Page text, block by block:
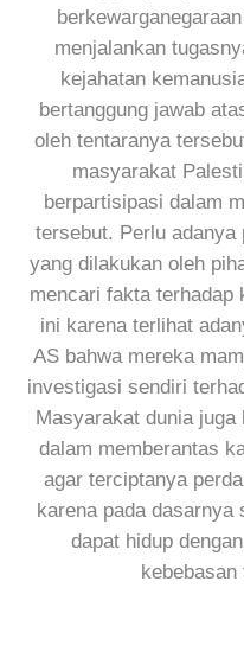
menjalankan
kejahatan
bertanggung jawab
oleh tentaranya
masyarakat
berpartisipasi dalam
tersebut. Perlu
yang dilakukan oleh
mencari fakta terhadap
ini karena terlihat
AS bahwa mereka
investigasi sendiri
Masyarakat dunia
dalam memberantas
agar terciptanya
karena pada dasarnya
dapat hidup